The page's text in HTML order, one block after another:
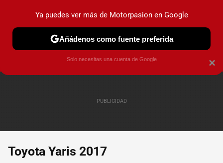
PRUEBAS COCHES ELÉCTRICOS OBSERVATORIO
Toyota Yaris 2017
×
Ya puedes ver más de Motorpasion en Google
Añádenos como fuente preferida
Solo necesitas una cuenta de Google